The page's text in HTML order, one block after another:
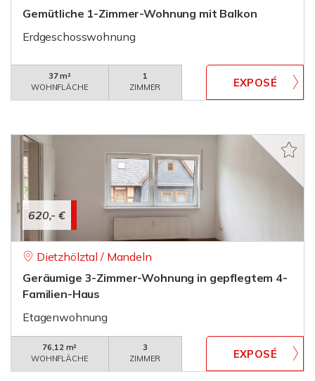
Gemütliche 1-Zimmer-Wohnung mit Balkon
Erdgeschosswohnung
37 m²
WOHNFLÄCHE
1
ZIMMER
620,- €
Dietzhölztal / Mandeln
Geräumige 3-Zimmer-Wohnung in gepflegtem 4-
Familien-Haus
Etagenwohnung
76,12 m²
WOHNFLÄCHE
3
ZIMMER